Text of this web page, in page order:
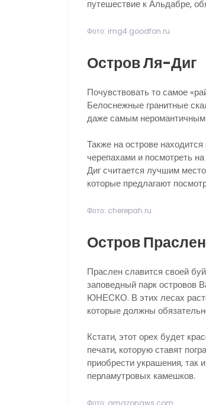
путешествие к Альдабре,
Фото: img4.goodfon.ru
Остров Ля-Диг
Почувствовать то самое
Белоснежные гранитные
даже самым неромантичным
Также на острове
черепахами и посмотреть
Диг считается лучшим
которые предлагают
Фото: cherepah.ru
Остров Праслен
Праслен славится своей
заповедный парк островов
ЮНЕСКО. В этих лесах
которые должны
Кстати, этот орех будет
печати, которую ставят
приобрести украшения, так
перламутровых камешков.
Фото: amazonaws.com